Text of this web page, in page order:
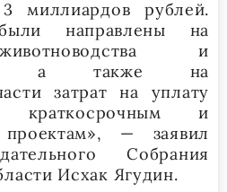
миллиардов рублей.
направлены на
и
а также на
затрат на уплату
краткосрочным и
проектам», — заявил
Собрания
Исхак Ягудин.